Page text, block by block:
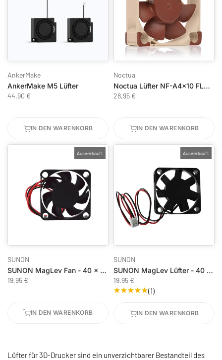
AnkerMake
AnkerMake M5 Lüfter
44,90 €
IN DEN WARENKORB
Noctua
Noctua Lüfter NF-A4x10 FLX - 40mm - 12V
28,95 €
IN DEN WARENKORB
Ausverkauft
SUNON
SUNON MagLev Fan - 40 x 10 mm - 24 V
19,95 €
IN DEN WARENKORB
Ausverkauft
SUNON
SUNON MagLev Lüfter - 40 x 10 mm - 12 V
19,95 €
(1)
IN DEN WARENKORB
Lüfter für 3D-Drucker sind ein unverzichtbarer Bestandteil des